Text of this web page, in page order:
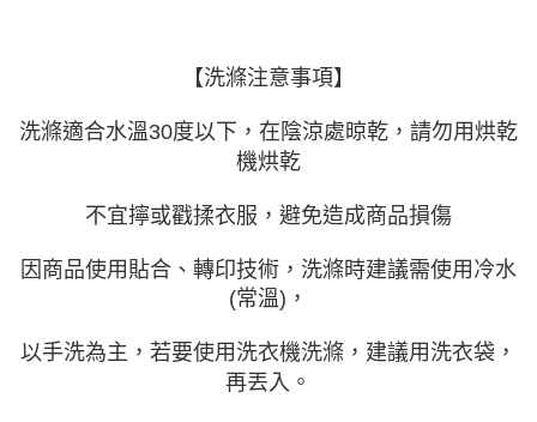
【洗滌注意事項】
洗滌適合水溫30度以下，在陰涼處晾乾，請勿用烘乾
機烘乾
不宜擰或戳揉衣服，避免造成商品損傷
因商品使用貼合、轉印技術，洗滌時建議需使用冷水
(常溫)，
以手洗為主，若要使用洗衣機洗滌，建議用洗衣袋，
再丟入。